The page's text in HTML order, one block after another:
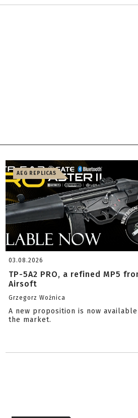
AEG REPLICAS
03.08.2026
TP-5A2 PRO, a refined MP5
Airsoft
Grzegorz Woźnica
A new proposition is now available
the market.